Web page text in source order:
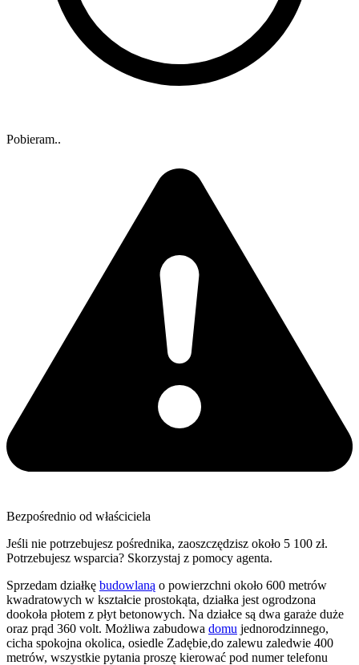
Pobieram..
Bezpośrednio od właściciela
Jeśli nie potrzebujesz pośrednika, zaoszczędzisz około 5 100 zł.
Potrzebujesz wsparcia? Skorzystaj z pomocy agenta.
Sprzedam działkę budowlaną o powierzchni około 600 metrów
kwadratowych w kształcie prostokąta, działka jest ogrodzona
dookoła płotem z płyt betonowych. Na działce są dwa garaże duże
oraz prąd 360 volt. Możliwa zabudowa domu jednorodzinnego,
cicha spokojna okolica, osiedle Zadębie,do zalewu zaledwie 400
metrów, wszystkie pytania proszę kierować pod numer telefonu